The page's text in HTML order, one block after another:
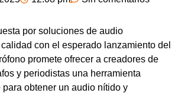
por soluciones de audio
con el esperado lanzamiento del
promete ofrecer a creadores de
y periodistas una herramienta
obtener un audio nítido y